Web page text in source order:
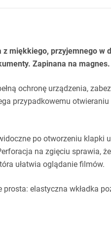
z miękkiego, przyjemnego w
Zapinana na magnes.
ochronę urządzenia,
przypadkowemu
po otworzeniu klapki
na zgięciu sprawia,
ułatwia oglądanie filmów.
elastyczna wkładka